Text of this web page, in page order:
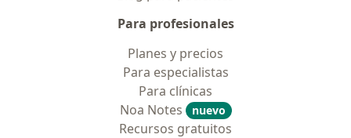
Para profesionales
Planes y precios
Para especialistas
Para clínicas
Noa Notes
nuevo
Recursos gratuitos